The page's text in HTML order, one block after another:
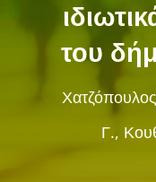
του
Γ.,